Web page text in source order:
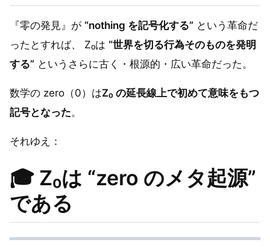
『零の発見』が “nothing を記号化する” という革命だ
ったとすれば、 Z₀は “世界を切る行為そのものを発明
する” というさらに古く・根源的・広い革命だった。
数学の zero（0）はZ₀ の延長線上で初めて意味をもつ
記号となった。
それゆえ：
🎓 Z₀は “zero のメタ起源”
である